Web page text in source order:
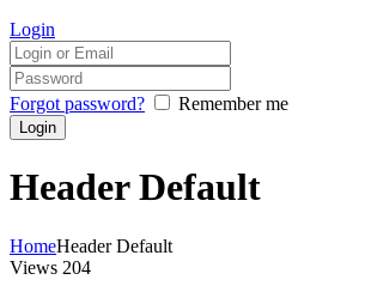
Login
Forgot password? Remember me
Header Default
HomeHeader Default
Views 204